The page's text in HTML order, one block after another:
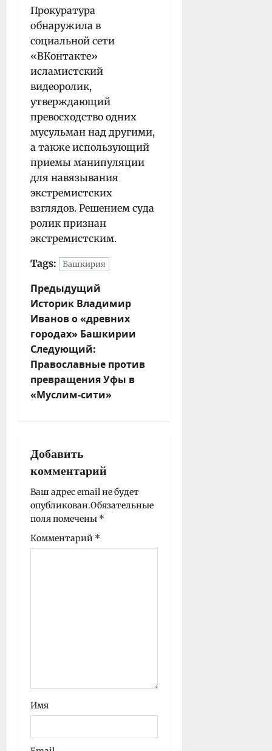
Прокуратура
обнаружила в
социальной сети
«ВКонтакте»
исламистский
видеоролик,
утверждающий
превосходство одних
мусульман над другими,
а также использующий
приемы манипуляции
для навязывания
экстремистских
взглядов. Решением суда
ролик признан
экстремистским.
Tags: Башкирия
Н
а
в
и
г
а
ц
и
п
и
с
и
Предыдущий
Историк Владимир
Иванов о «древних
городах» Башкирии
Следующий:
Православные против
превращения Уфы в
«Муслим-сити»
Добавить
комментарий
Ваш адрес email не будет
опубликован.Обязательные
поля помечены *
Комментарий *
Имя